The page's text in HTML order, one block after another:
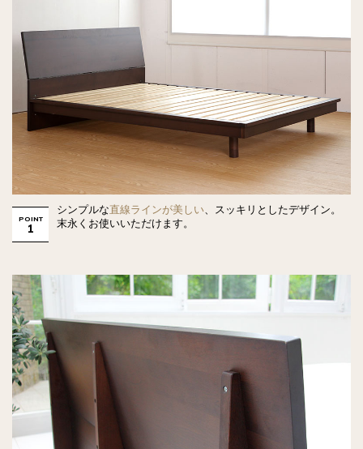
POINT
1
シンプルな直線ラインが美しい 、スッキリとしたデザイン。
末永くお使いいただけます。